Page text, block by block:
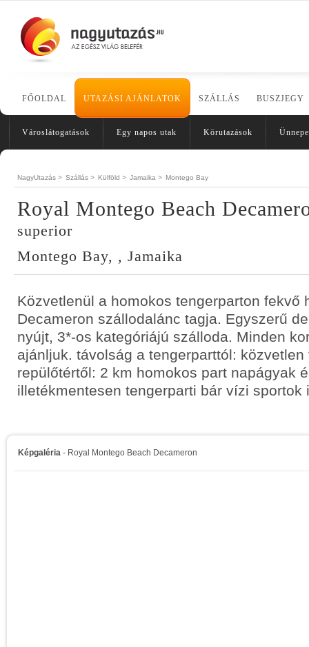
FŐOLDAL UTAZÁSI AJÁNLATOK SZÁLLÁS BUSZJEGY
Városlátogatások Egy napos utak Körutazások
NagyUtazás > Szállás > Külföld > Jamaika > Montego Bay
Royal Montego Beach
superior
Montego Bay, , Jamaika
Közvetlenül a homokos tengerparton fekvő
Decameron szállodalánc tagja. Egyszerű
nyújt, 3*-os kategóriájú szálloda. Minden
ajánljuk. távolság a tengerparttól: közvetlen
repülőtértől: 2 km homokos part napágyak
illetékmentesen tengerparti bár vízi sportok
Képgaléria - Royal Montego Beach Decameron